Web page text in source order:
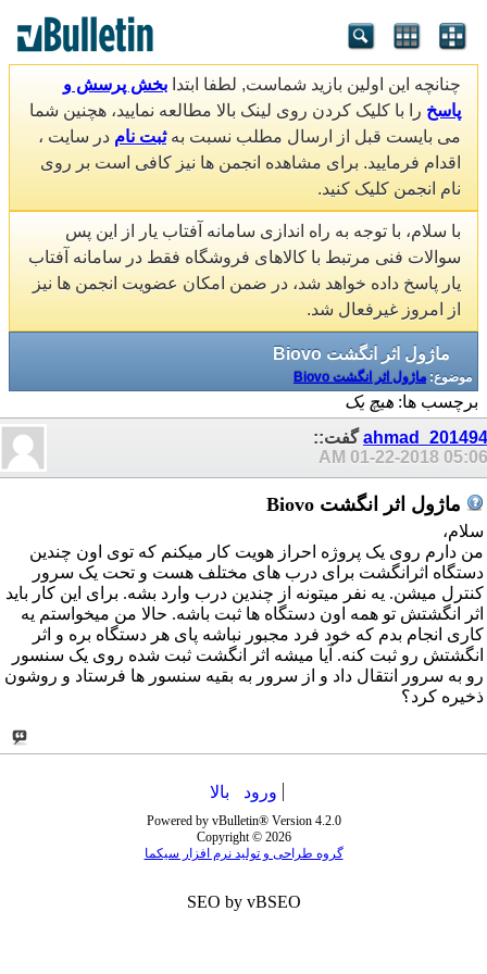
چنانچه این اولین بازید شماست, لطفا ابتدا بخش پرسش و
پاسخ را با کلیک کردن روی لینک بالا مطالعه نمایید، هچنین شما
می بایست قبل از ارسال مطلب نسبت بهثبت نام در سایت ،
اقدام فرمایید. برای مشاهده انجمن ها نیز کافی است بر روی
نام انجمن کلیک کنید.
با سلام، با توجه به راه اندازی سامانه آفتاب یار از این پس
سوالات فنی مرتبط با کالاهای فروشگاه فقط در سامانه آفتاب
یار پاسخ داده خواهد شد، در ضمن امکان عضویت انجمن ها نیز
از امروز غیرفعال شد.
ماژول اثر انگشت Biovo
موضوع: ماژول اثر انگشت Biovo
برچسب ها: هیچ یک
ahmad_201494گفت::
01-22-2018 05:06 AM
ماژول اثر انگشت Biovo
سلام،
من دارم روی یک پروژه احراز هویت کار میکنم که توی اون چندین
دستگاه اثرانگشت برای درب های مختلف هست و تحت یک سرور
کنترل میشن. یه نفر میتونه از چندین درب وارد بشه. برای این کار باید
اثر انگشتش تو همه اون دستگاه ها ثبت باشه. حالا من میخواستم یه
کاری انجام بدم که خود فرد مجبور نباشه پای هر دستگاه بره و اثر
انگشتش رو ثبت کنه. آیا میشه اثر انگشت ثبت شده روی یک سنسور
رو به سرور انتقال داد و از سرور به بقیه سنسور ها فرستاد و روشون
ذخیره کرد؟
ورود بالا
Powered by vBulletin® Version 4.2.0
Copyright © 2026
گروه طراحی و تولید نرم افزار سیکما
SEO by vBSEO